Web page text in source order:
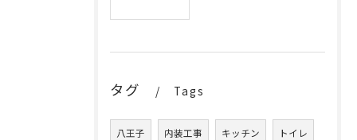
タグ Tags
八王子 内装工事 キッチン トイレ